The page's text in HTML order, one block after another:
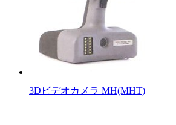
3Dビデオカメラ MH(MHT)